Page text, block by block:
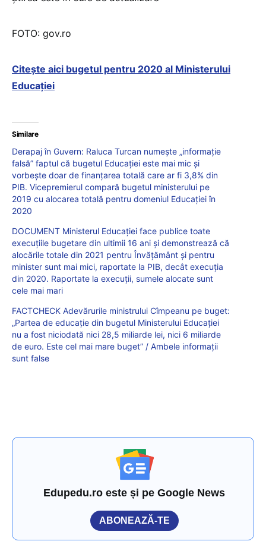
FOTO: gov.ro
Citește aici bugetul pentru 2020 al Ministerului
Educației
Similare
Derapaj în Guvern: Raluca Turcan numeşte „informaţie
falsă” faptul că bugetul Educaţiei este mai mic şi
vorbește doar de finanţarea totală care ar fi 3,8% din
PIB. Vicepremierul compară bugetul ministerului pe
2019 cu alocarea totală pentru domeniul Educaţiei în
2020
DOCUMENT Ministerul Educației face publice toate
execuțiile bugetare din ultimii 16 ani și demonstrează că
alocările totale din 2021 pentru Învățământ și pentru
minister sunt mai mici, raportate la PIB, decât execuția
din 2020. Raportate la execuții, sumele alocate sunt
cele mai mari
FACTCHECK Adevărurile ministrului Cîmpeanu pe buget:
„Partea de educație din bugetul Ministerului Educației
nu a fost niciodată nici 28,5 miliarde lei, nici 6 miliarde
de euro. Este cel mai mare buget” / Ambele informații
sunt false
Edupedu.ro este și pe Google News
ABONEAZĂ-TE